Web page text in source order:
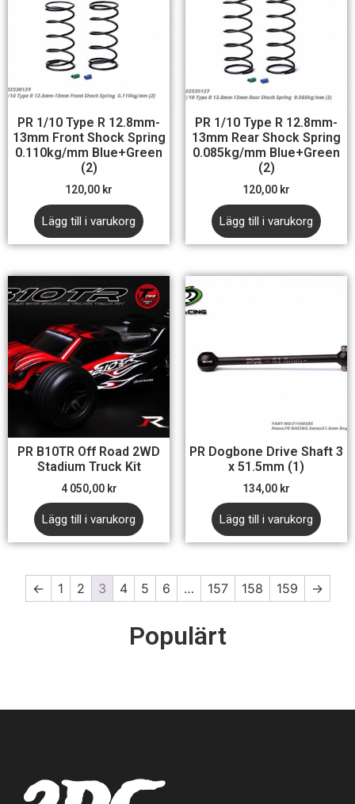
PR 1/10 Type R 12.8mm-
13mm Front Shock Spring
0.110kg/mm Blue+Green
(2)
120,00 kr
Lägg till i varukorg
PR 1/10 Type R 12.8mm-
13mm Rear Shock Spring
0.085kg/mm Blue+Green
(2)
120,00 kr
Lägg till i varukorg
PR B10TR Off Road 2WD
Stadium Truck Kit
4 050,00 kr
Lägg till i varukorg
PR Dogbone Drive Shaft 3
x 51.5mm (1)
134,00 kr
Lägg till i varukorg
← 1 2 3 4 5 6 … 157 158 159 →
Populärt